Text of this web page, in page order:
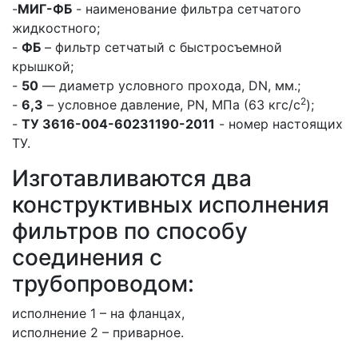
-МИГ-ФБ - наименование фильтра сетчатого
жидкостного;
- ФБ – фильтр сетчатый с быстросъемной
крышкой;
- 50 — диаметр условного прохода, DN, мм.;
- 6,3 – условное давление, PN, МПа (63 кгс/с2);
- ТУ 3616-004-60231190-2011 - номер настоящих
ТУ.
Изготавливаются два
конструктивных исполнения
фильтров по способу
соединения с
трубопроводом:
исполнение 1 – на фланцах,
исполнение 2 – приварное.